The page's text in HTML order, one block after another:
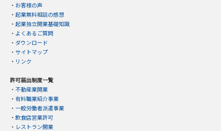
・ お客様の声
・ 起業無料相談の感想
・ 起業独立開業基礎知識
・ よくあるご質問
・ ダウンロード
・ サイトマップ
・ リンク
許可届出制度一覧
・ 不動産業開業
・ 有料職業紹介事業
・ 一般労働者派遣事業
・ 飲食店営業許可
・ レストラン開業